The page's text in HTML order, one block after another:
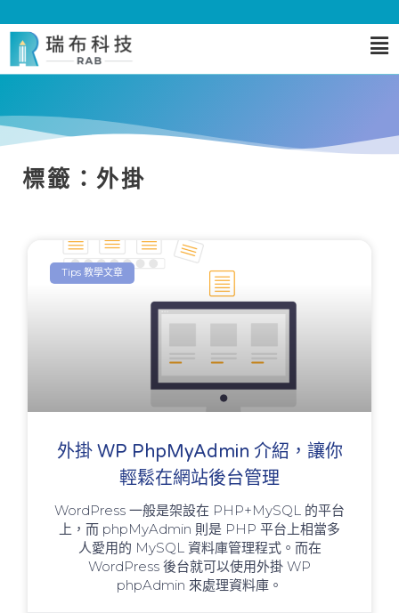
標籤：外掛
Tips 教學文章
外掛 WP PhpMyAdmin 介紹，讓你
輕鬆在網站後台管理
WordPress 一般是架設在 PHP+MySQL 的平台
上，而 phpMyAdmin 則是 PHP 平台上相當多
人愛用的 MySQL 資料庫管理程式。而在
WordPress 後台就可以使用外掛 WP
phpAdmin 來處理資料庫。